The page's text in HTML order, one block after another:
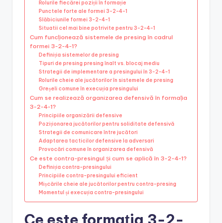
Rolurile fiecărei poziții în formație
Punctele forte ale formei 3-2-4-1
Slăbiciunile formei 3-2-4-1
Situatii cel mai bine potrivite pentru 3-2-4-1
Cum funcționează sistemele de presing în cadrul
formei 3-2-4-1?
Definiția sistemelor de presing
Tipuri de presing presing înalt vs. blocaj mediu
Strategii de implementare a presingului în 3-2-4-1
Rolurile cheie ale jucătorilor în sistemele de presing
Greșeli comune în execuția presingului
Cum se realizează organizarea defensivă în formația
3-2-4-1?
Principiile organizării defensive
Poziționarea jucătorilor pentru soliditate defensivă
Strategii de comunicare între jucători
Adaptarea tacticilor defensive la adversari
Provocări comune în organizarea defensivă
Ce este contra-presingul și cum se aplică în 3-2-4-1?
Definiția contra-presingului
Principiile contra-presingului eficient
Mișcările cheie ale jucătorilor pentru contra-presing
Momentul și execuția contra-presingului